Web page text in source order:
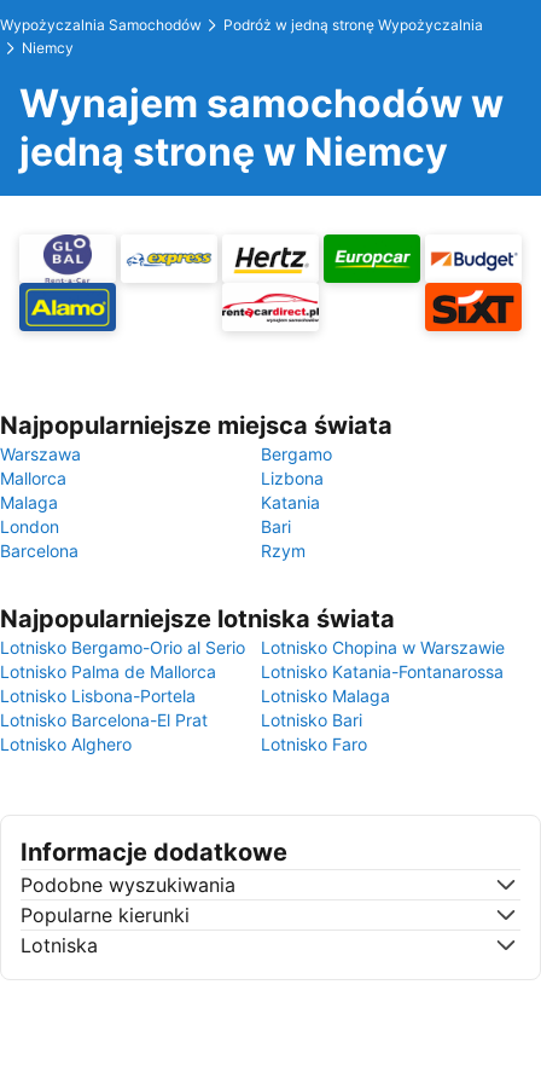
Wypożyczalnia Samochodów
Podróż w jedną stronę Wypożyczalnia
Niemcy
Wynajem samochodów w
jedną stronę w Niemcy
Najpopularniejsze miejsca świata
Warszawa
Bergamo
Mallorca
Lizbona
Malaga
Katania
London
Bari
Barcelona
Rzym
Najpopularniejsze lotniska świata
Lotnisko Bergamo-Orio al Serio
Lotnisko Chopina w Warszawie
Lotnisko Palma de Mallorca
Lotnisko Katania-Fontanarossa
Lotnisko Lisbona-Portela
Lotnisko Malaga
Lotnisko Barcelona-El Prat
Lotnisko Bari
Lotnisko Alghero
Lotnisko Faro
Informacje dodatkowe
Podobne wyszukiwania
Popularne kierunki
Lotniska